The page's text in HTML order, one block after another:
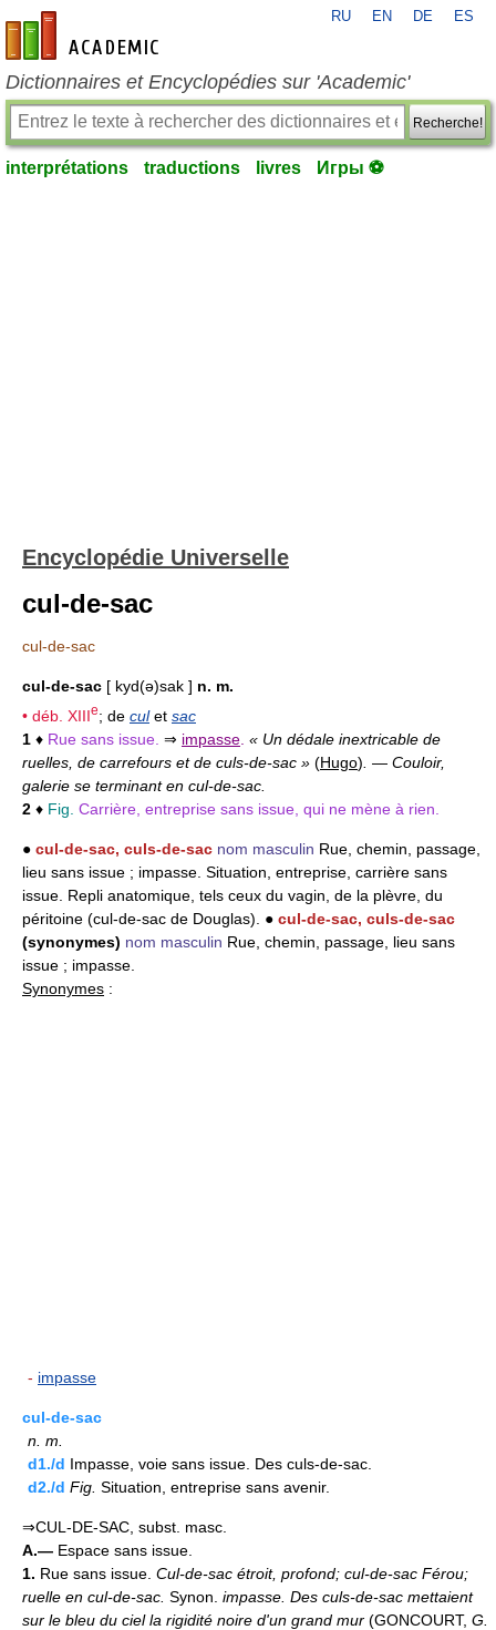
fr-academic.com
RU EN DE ES
Dictionnaires et Encyclopédies sur 'Academic'
Recherche!
interprétations traductions livres Игры ⚽
Encyclopédie Universelle
cul-de-sac
cul-de-sac
cul-de-sac [ kyd(ə)sak ] n. m.
• déb. XIIIe; de culet sac
1 ♦ Rue sans issue. ⇒ impasse « Un dédale inextricable de
ruelles, de carrefours et de culs-de-sac » (Hugo) — Couloir,
galerie se terminant en cul-de-sac.
2 ♦ Fig. Carrière, entreprise sans issue, qui ne mène à rien.
● cul-de-sac, culs-de-sac nom masculin Rue, chemin, passage,
lieu sans issue ; impasse. Situation, entreprise, carrière sans
issue. Repli anatomique, tels ceux du vagin, de la plèvre, du
péritoine (cul-de-sac de Douglas). ● cul-de-sac, culs-de-sac
(synonymes) nom masculin Rue, chemin, passage, lieu sans
issue ; impasse.
Synonymes :
- impasse
cul-de-sac
n. m.
d1./d Impasse, voie sans issue. Des culs-de-sac.
d2./d Fig. Situation, entreprise sans avenir.
⇒CUL-DE-SAC, subst. masc.
A.— Espace sans issue.
1. Rue sans issue. Cul-de-sac étroit, profond; cul-de-sac Férou;
ruelle en cul-de-sac. Synon. impasse. Des culs-de-sac mettaient
sur le bleu du ciel la rigidité noire d'un grand mur (GONCOURT, G.